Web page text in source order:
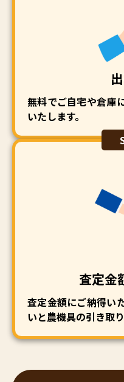
無料でご自宅や倉庫
いたします。
査定金
査定金額にご納得い
いと農機具の引き取り